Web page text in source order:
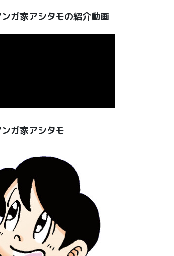
ガ家アシタモの紹介動画
ガ家アシタモ